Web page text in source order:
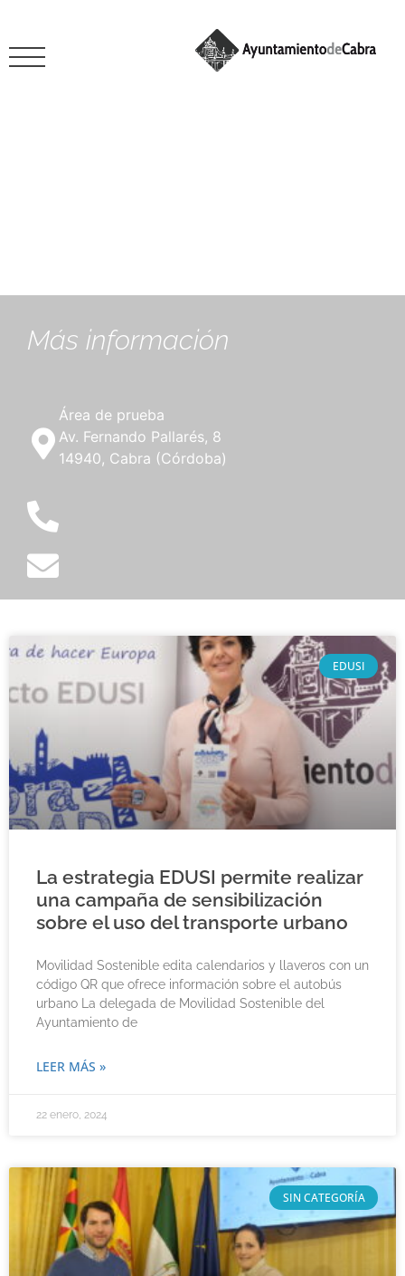
Más información
Área de prueba
Av. Fernando Pallarés, 8
14940, Cabra (Córdoba)
EDUSI
La estrategia EDUSI permite realizar
una campaña de sensibilización
sobre el uso del transporte urbano
Movilidad Sostenible edita calendarios y llaveros con un
código QR que ofrece información sobre el autobús
urbano La delegada de Movilidad Sostenible del
Ayuntamiento de
LEER MÁS »
22 enero, 2024
SIN CATEGORÍA